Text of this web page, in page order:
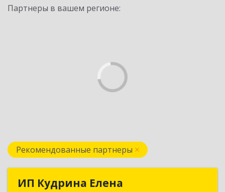
Партнеры в вашем регионе:
Рекомендованные партнеры
ИП Кудрина ЕленаИП Кудрина Елена